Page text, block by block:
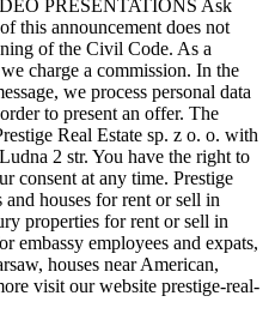
PRESENTATIONS Ask
this announcement does not
of the Civil Code. As a
charge a commission. In the
we process personal data
to present an offer. The
Real Estate sp. z o. o. with
2 str. You have the right to
consent at any time. Prestige
houses for rent or sell in
properties for rent or sell in
embassy employees and expats,
houses near American,
visit our website prestige-real-